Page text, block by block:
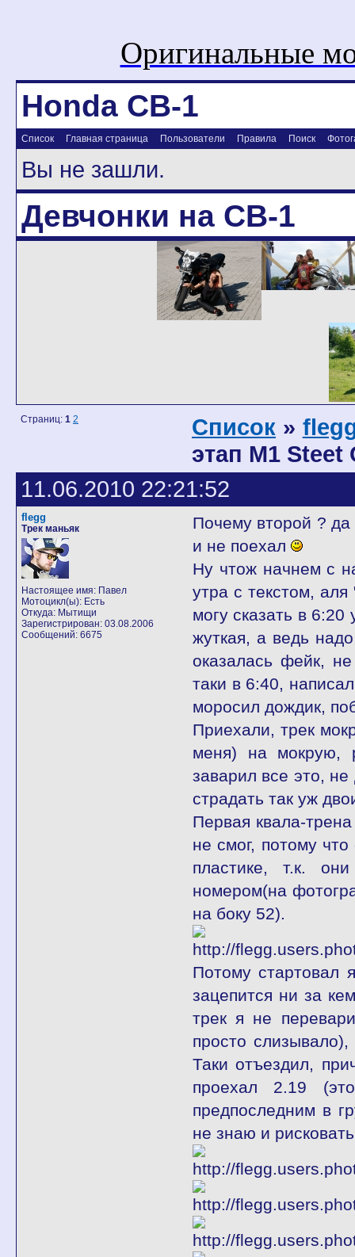
Оригинальные
Honda CB-1
Список Главная страница Пользователи Правила Поиск
Вы не зашли.
Девчонки на CB-1
Страниц: 1 2 Список »
этап M1 Steet
11.06.2010 22:21:52
flegg
Трек маньяк
Настоящее имя: Павел
Мотоцикл(ы): Есть
Откуда: Мытищи
Зарегистрирован: 03.08.2006
Сообщений: 6675
Почему второй ? да
и не поехал
Ну чтож начнем с
утра с текстом,
могу сказать в
жуткая, а ведь
оказалась фейк,
таки в 6:40,
моросил дождик,
Приехали, трек
меня) на мокрую,
заварил все это,
страдать так уж
Первая квала-
не смог, потому
пластике, т.к.
номером(на
на боку 52).
Потому стартовал
зацепится ни за
трек я не
просто
Таки отъездил,
проехал 2.19
предпоследним в
не знаю и